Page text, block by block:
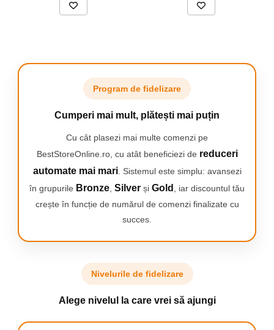
Spațiu mare pentru creativitate– dimensiune
XXL (100 x 80 cm)
Siguranța pe primul loc
Ecologic și economic– reutilizabil
Dezvoltare prin joc– susține abilitățile motorii și
imaginația
Depozitare și transport ușor– luați covorașul
oriunde
Program de fidelizare
Cumperi mai mult, plătești mai puțin
Cu cât plasezi mai multe comenzi pe
BestStoreOnline.ro, cu atât beneficiezi de reduceri
automate mai mari. Sistemul este simplu: avansezi
în grupurile Bronze Silver și Gold
, iar discountul tău
crește în funcție de numărul de comenzi finalizate cu
succes.
Nivelurile de fidelizare
Alege nivelul la care vrei să ajungi